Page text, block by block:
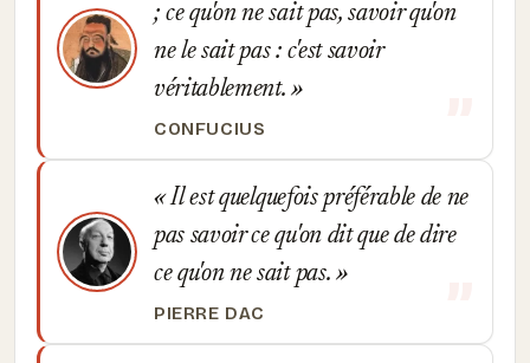
; ce qu'on ne sait pas, savoir qu'on
ne le sait pas : c'est savoir
véritablement.
CONFUCIUS
Il est quelquefois préférable de ne
pas savoir ce qu'on dit que de dire
ce qu'on ne sait pas.
PIERRE DAC